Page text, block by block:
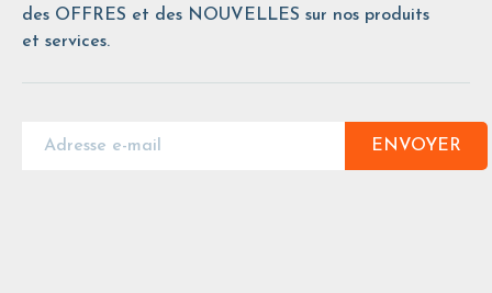
des OFFRES et des NOUVELLES sur nos produits
et services.
ENVOYER